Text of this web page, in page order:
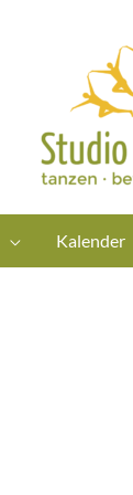
Kalender